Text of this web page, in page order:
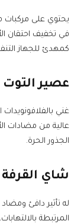
يحتوي على مركبات
في تخفيف احتقان
كمهدئ للجهاز
عصير التوت
غني
عالية من مضادات
الجذور الحرة.
شاي القرفة
له تأثير دافئ
المرتبطة